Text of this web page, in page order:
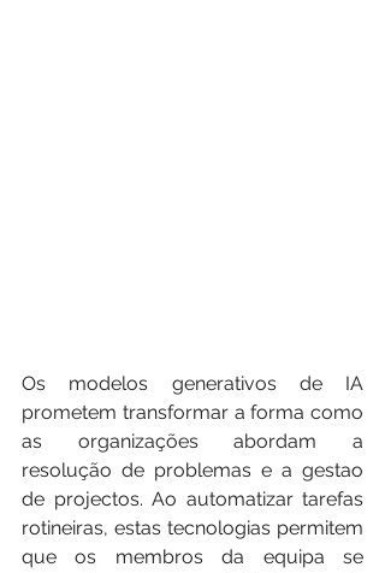
Os modelos generativos de IA
prometem transformar a forma como
as organizações abordam a
resolução de problemas e a gestao
de projectos. Ao automatizar tarefas
rotineiras, estas tecnologias permitem
que os membros da equipa se